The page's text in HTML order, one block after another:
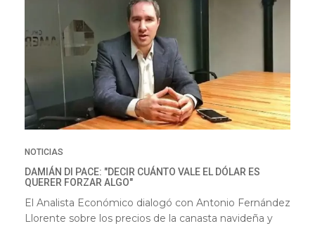
NOTICIAS
DAMIÁN DI PACE: "DECIR CUÁNTO VALE EL DÓLAR ES
QUERER FORZAR ALGO"
El Analista Económico dialogó con Antonio Fernández
Llorente sobre los precios de la canasta navideña y